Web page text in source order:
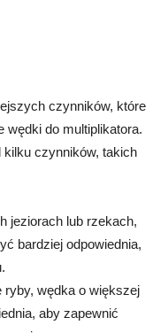
czynników, które
wędki do multiplikatora.
kilku czynników, takich
jeziorach lub rzekach,
bardziej odpowiednia,
ryby, wędka o większej
aby zapewnić